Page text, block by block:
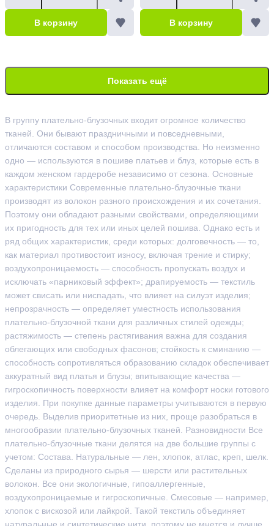
В корзину В корзину
Показать ещё
В группу плательно-блузочных входит огромное количество
тканей. Они бывают праздничными и повседневными,
отличаются составом и способом производства. Но неизменно
одно — используются в пошиве платьев и блуз, которые есть в
каждом женском гардеробе независимо от сезона. Основные
характеристики Современные плательно-блузочные ткани
производят из волокон разного происхождения и их сочетания.
Поэтому они обладают разными свойствами, определяющими
их пригодность для тех или иных целей пошива. Однако есть и
ряд общих характеристик, среди которых: долговечность — то,
как материал противостоит износу, включая трение и стирку;
воздухопроницаемость — способность пропускать воздух и
исключать «парниковый эффект»; драпируемость — текстиль
может свисать или ниспадать, что влияет на силуэт изделия;
непрозрачность — определяет уместность использования
плательно-блузочной ткани для различных стилей одежды;
растяжимость — степень растягивания важна для создания
облегающих или свободных фасонов; стойкость к сминанию —
способность сопротивляться образованию складок обеспечивает
аккуратный вид платья и блузы; впитывающие качества —
гигроскопичность поверхности влияет на комфорт носки готового
изделия. При покупке данные параметры учитываются в первую
очередь. Выделив приоритетные из них, проще разобраться в
многообразии плательно-блузочных тканей. Разновидности Все
плательно-блузочные ткани делятся на две большие группы с
учетом: Состава. Натуральные — лен, хлопок, атлас, креп, шелк.
Сделаны из природного сырья — шерсти или растительных
волокон. Все они экологичные, гипоаллергенные,
воздухопроницаемые и гигроскопичные. Смесовые — например,
хлопок с вискозой или лайкрой. Такой текстиль объединяет